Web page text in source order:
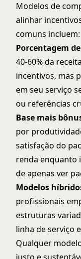
Modelos de
alinhar
comuns incluem:
Porcentagem
40-60% da
incentivos, mas
em seu serviço
ou referências
Base mais
por
satisfação do
renda enquanto
de apenas ver
Modelos
profissionais
estruturas
linha de serviço
Qualquer